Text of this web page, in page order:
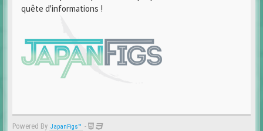
quête d'informations !
Powered By JapanFigs™ -